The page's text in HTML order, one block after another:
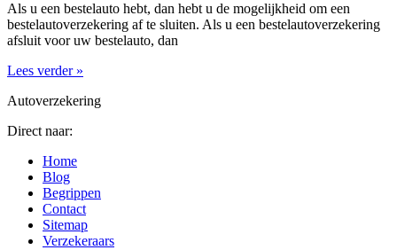
Als u een bestelauto hebt, dan hebt u de mogelijkheid om een
bestelautoverzekering af te sluiten. Als u een bestelautoverzekering
afsluit voor uw bestelauto, dan
Lees verder »
Autoverzekering
Direct naar:
Home
Blog
Begrippen
Contact
Sitemap
Verzekeraars